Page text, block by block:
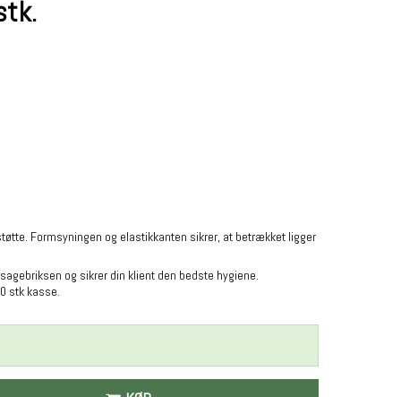
Formsyningen og elastikkanten sikrer, at betrækket ligger
og sikrer din klient den bedste hygiene.
stk kasse.